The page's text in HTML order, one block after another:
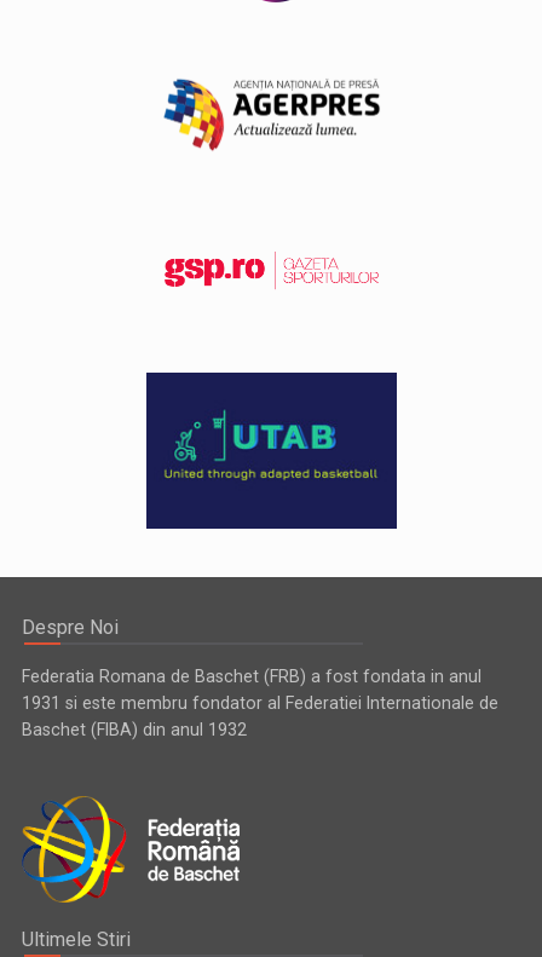
Despre Noi
Federatia Romana de Baschet (FRB) a fost fondata in anul
1931 si este membru fondator al Federatiei Internationale de
Baschet (FIBA) din anul 1932
Ultimele Stiri